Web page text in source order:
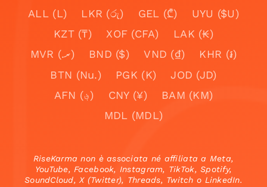
ALL (L)
LKR (රු) GEL (₾)
UYU ($U)
KZT (₸)
XOF (CFA)
LAK (₭)
MVR (.ރ)
BND ($) VND (₫)
KHR (៛)
BTN (Nu.)
PGK (K)
JOD (JD)
AFN (؋)
CNY (¥)
BAM (KM)
MDL (MDL)
RiseKarma non è associata né affiliata a Meta,
YouTube, Facebook, Instagram, TikTok, Spotify,
SoundCloud, X (Twitter), Threads, Twitch o LinkedIn.